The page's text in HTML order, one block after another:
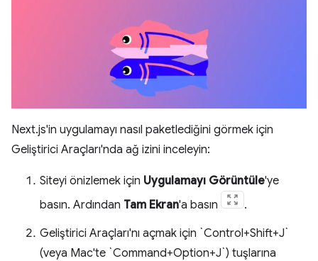
Next.js'in uygulamayı nasıl paketlediğini görmek için
Geliştirici Araçları'nda ağ izini inceleyin:
Siteyi önizlemek için Uygulamayı Görüntüle'ye
basın. Ardından Tam Ekran'a basın
.
Geliştirici Araçları'nı açmak için `Control+Shift+J`
(veya Mac'te `Command+Option+J`) tuşlarına